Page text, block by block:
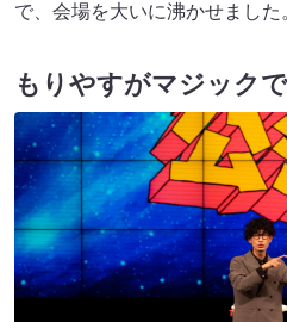
で、会場を大いに沸かせました
もりやすがマジック